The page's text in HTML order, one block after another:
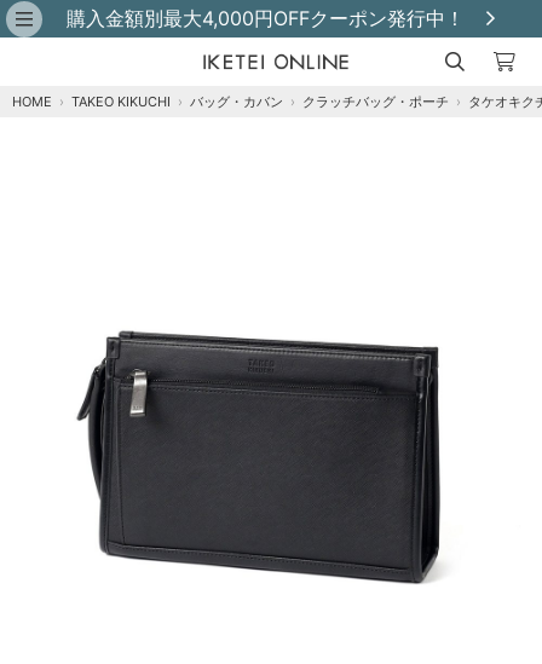
購入金額別最大4,000円OFFクーポン発行中！
HOME › TAKEO KIKUCHI › バッグ・カバン › クラッチバッグ・ポーチ › タケオキク